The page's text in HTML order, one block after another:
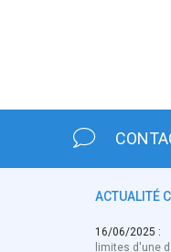
ACTUALITÉ
16/06/2025 :
limites d'une